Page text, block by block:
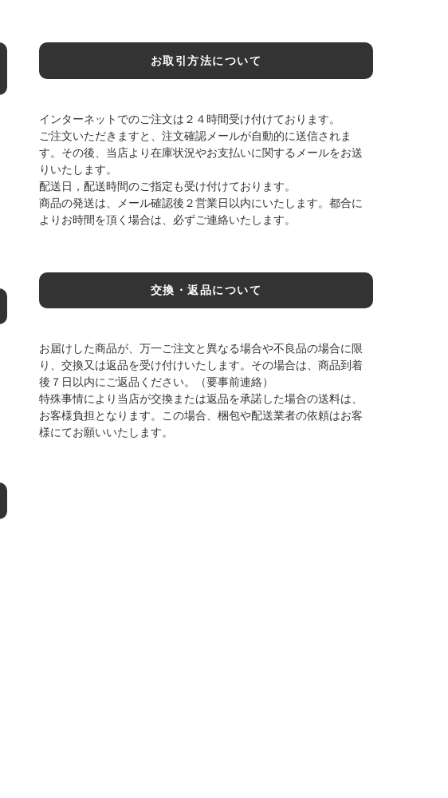
お取引方法について
インターネットでのご注文は２４時間受け付けております。
ご注文いただきますと、注文確認メールが自動的に送信されま
す。その後、当店より在庫状況やお支払いに関するメールをお送
りいたします。
配送日，配送時間のご指定も受け付けております。
商品の発送は、メール確認後２営業日以内にいたします。都合に
よりお時間を頂く場合は、必ずご連絡いたします。
交換・返品について
お届けした商品が、万一ご注文と異なる場合や不良品の場合に限
り、交換又は返品を受け付けいたします。その場合は、商品到着
後７日以内にご返品ください。（要事前連絡）
特殊事情により当店が交換または返品を承諾した場合の送料は、
お客様負担となります。この場合、梱包や配送業者の依頼はお客
様にてお願いいたします。